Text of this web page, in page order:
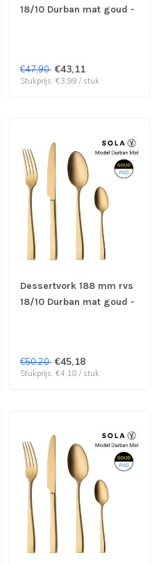
18/10 Durban mat goud -
€47,90 €43,11
Stukprijs: €3,99 / stuk
Dessertvork 188 mm rvs
18/10 Durban mat goud -
€50,20 €45,18
Stukprijs: €4,18 / stuk